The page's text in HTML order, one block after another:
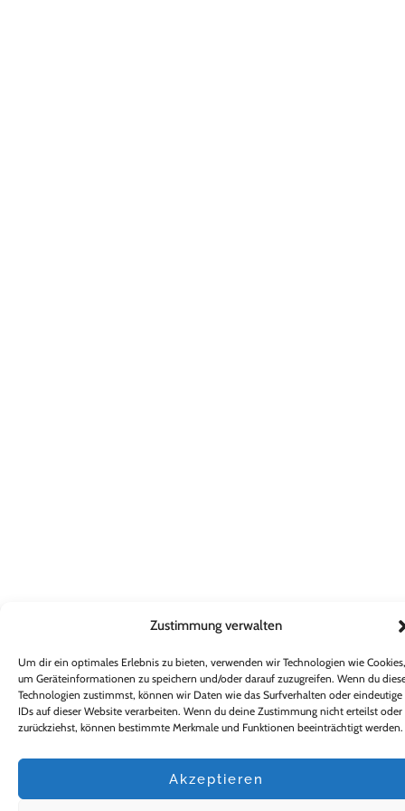
Zustimmung verwalten
Um dir ein optimales Erlebnis zu bieten, verwenden wir Technologien wie Cookies,
um Geräteinformationen zu speichern und/oder darauf zuzugreifen. Wenn du
Technologien zustimmst, können wir Daten wie das Surfverhalten oder eindeutige
IDs auf dieser Website verarbeiten. Wenn du deine Zustimmung nicht erteilst oder
zurückziehst, können bestimmte Merkmale und Funktionen beeinträchtigt werden.
Akzeptieren